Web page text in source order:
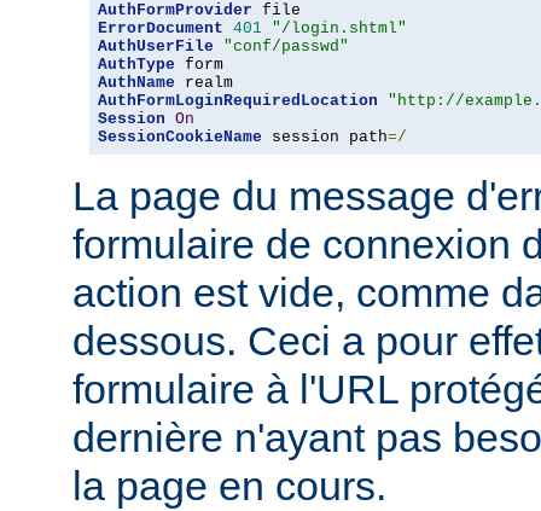
AuthFormProvider
ErrorDocument 401 "/login.shtml"
AuthUserFile
"conf/passwd"
AuthType
AuthName
AuthFormLoginRequiredLocation
"http://
Session On
SessionCookieName session path=/
La page du message
formulaire de connexion
action est vide, comme
dessous. Ceci a pour
formulaire à l'URL
dernière n'ayant pas
la page en cours.